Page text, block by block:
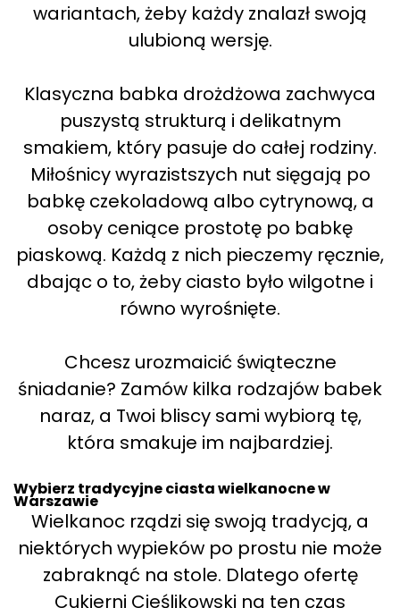
wariantach, żeby każdy znalazł swoją
ulubioną wersję.
Klasyczna babka drożdżowa zachwyca
puszystą strukturą i delikatnym
smakiem, który pasuje do całej rodziny.
Miłośnicy wyrazistszych nut sięgają po
babkę czekoladową albo cytrynową, a
osoby ceniące prostotę po babkę
piaskową. Każdą z nich pieczemy ręcznie,
dbając o to, żeby ciasto było wilgotne i
równo wyrośnięte.
Chcesz urozmaicić świąteczne
śniadanie? Zamów kilka rodzajów babek
naraz, a Twoi bliscy sami wybiorą tę,
która smakuje im najbardziej.
Wybierz tradycyjne ciasta wielkanocne w
Warszawie
Wielkanoc rządzi się swoją tradycją, a
niektórych wypieków po prostu nie może
zabraknąć na stole. Dlatego ofertę
Cukierni Cieślikowski na ten czas